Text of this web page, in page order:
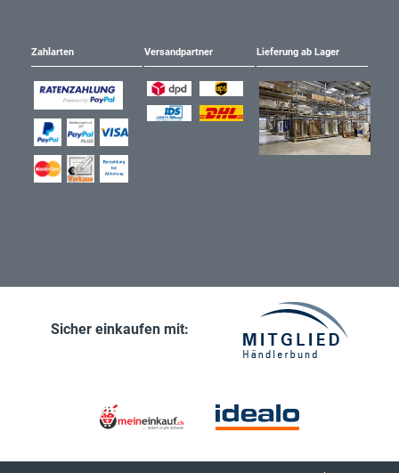
Zahlarten Versandpartner Lieferung ab Lager
Sicher einkaufen mit: